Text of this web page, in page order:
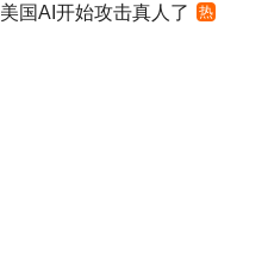
美国AI开始攻击真人了 热